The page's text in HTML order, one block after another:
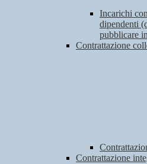
Incarichi
dipendenti
pubblicare
Contrattazione
Contrattazione